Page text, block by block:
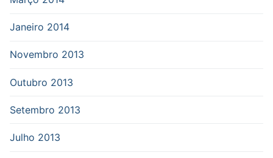
Janeiro 2014
Novembro 2013
Outubro 2013
Setembro 2013
Julho 2013